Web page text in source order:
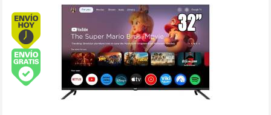
Envío hoy. Comprando antes de 13Hs.
Envío gratis (Ver Envíos y Pagos)